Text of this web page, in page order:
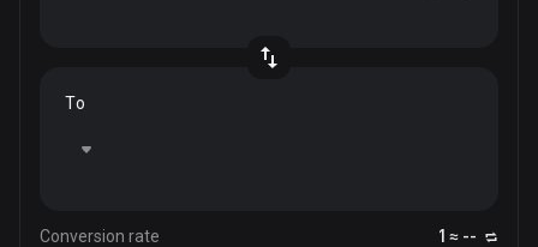
To
Conversion rate 1 ≈ --